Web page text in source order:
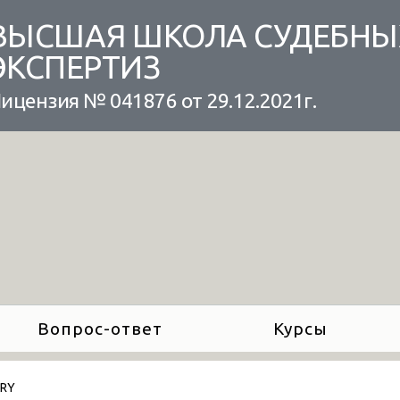
ШКОЛА
№ 041876 от 29.12.2021г.
Вопрос-ответ Курсы